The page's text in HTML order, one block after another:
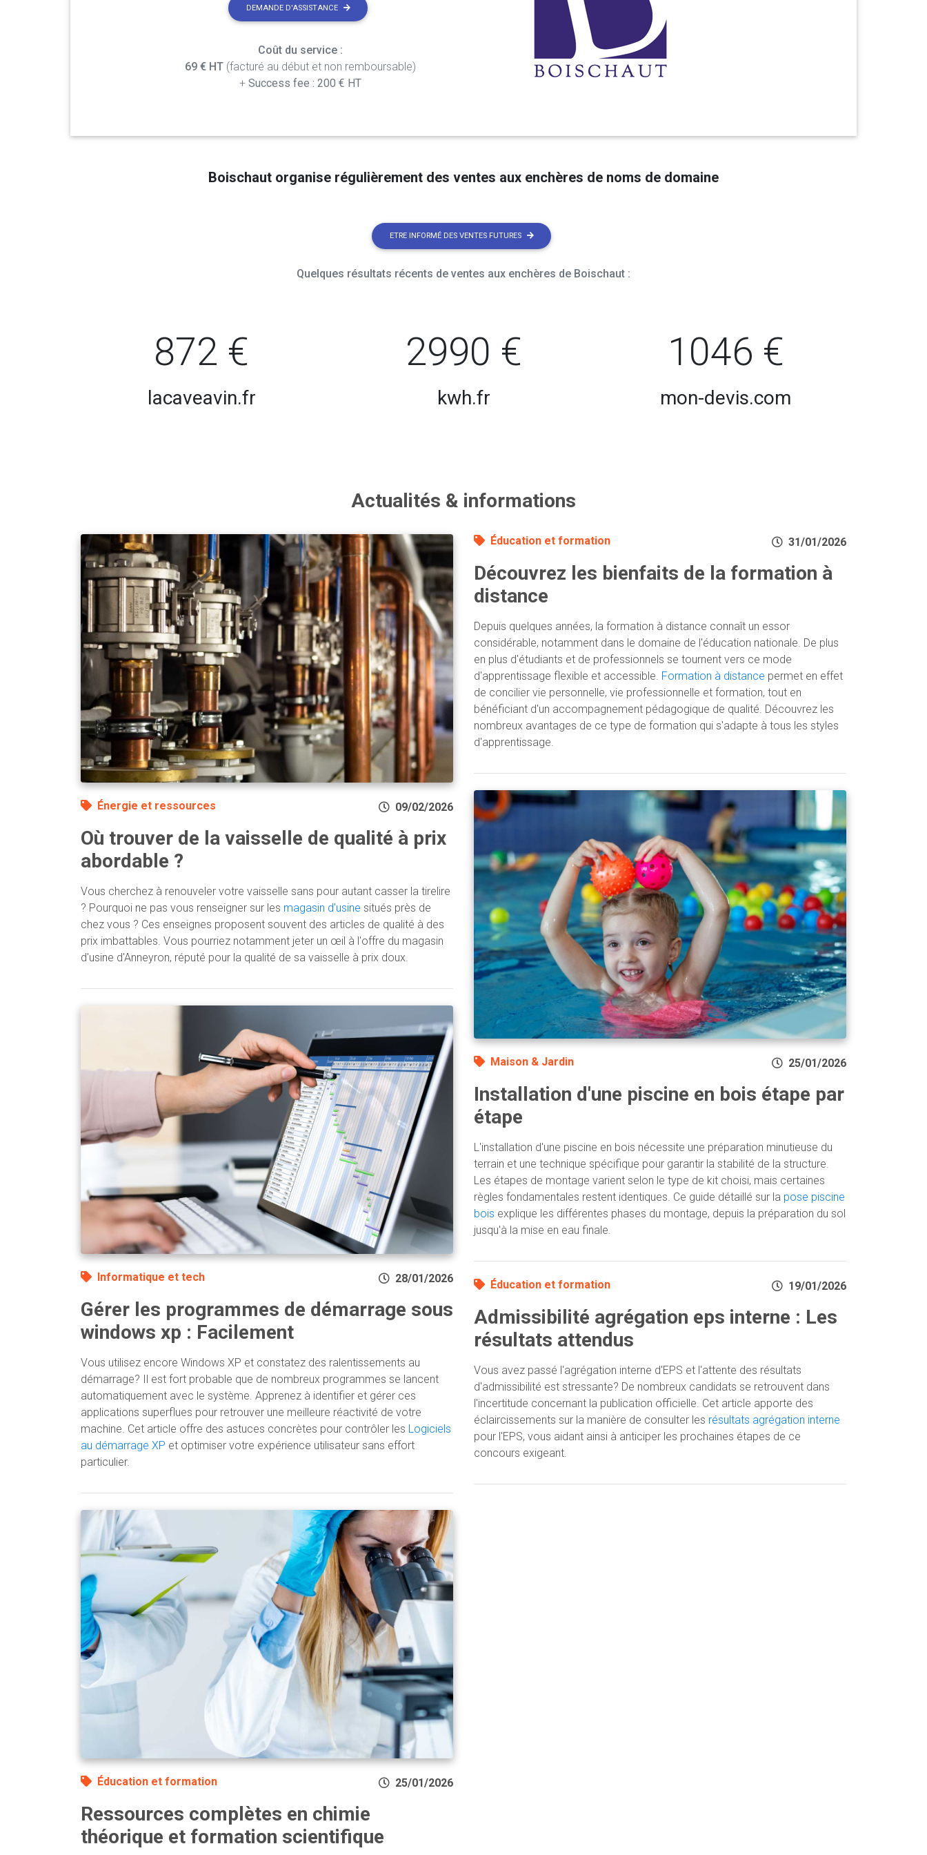
DEMANDE D'ASSISTANCE
Coût du service :
69 € HT(facturé au début et non remboursable)
+ Success fee : 200 € HT
Boischaut organise régulièrement des ventes aux enchères de noms de domaine
ETRE INFORMÉ DES VENTES FUTURES
Quelques résultats récents de ventes aux enchères de Boischaut :
872 €
lacaveavin.fr
2990 €
kwh.fr
1046 €
mon-devis.com
Actualités & informations
Énergie et ressources 09/02/2026
Où trouver de la vaisselle de qualité à prix
abordable ?
Vous cherchez à renouveler votre vaisselle sans pour autant casser la tirelire
? Pourquoi ne pas vous renseigner sur les magasin d'usine situés près de
chez vous ? Ces enseignes proposent souvent des articles de qualité à des
prix imbattables. Vous pourriez notamment jeter un œil à l'offre du magasin
d'usine d'Anneyron, réputé pour la qualité de sa vaisselle à prix doux.
Informatique et tech 28/01/2026
Gérer les programmes de démarrage sous
windows xp : Facilement
Vous utilisez encore Windows XP et constatez des ralentissements au
démarrage? Il est fort probable que de nombreux programmes se lancent
automatiquement avec le système. Apprenez à identifier et gérer ces
applications superflues pour retrouver une meilleure réactivité de votre
machine. Cet article offre des astuces concrètes pour contrôler les Logiciels
au démarrage XP et optimiser votre expérience utilisateur sans effort
particulier.
Éducation et formation 25/01/2026
Ressources complètes en chimie
théorique et formation scientifique
Éducation et formation 31/01/2026
Découvrez les bienfaits de la formation à
distance
Depuis quelques années, la formation à distance connaît un essor
considérable, notamment dans le domaine de l'éducation nationale. De plus
en plus d'étudiants et de professionnels se tournent vers ce mode
d'apprentissage flexible et accessible. Formation à distance permet en effet
de concilier vie personnelle, vie professionnelle et formation, tout en
bénéficiant d'un accompagnement pédagogique de qualité. Découvrez les
nombreux avantages de ce type de formation qui s'adapte à tous les styles
d'apprentissage.
Maison & Jardin 25/01/2026
Installation d'une piscine en bois étape par
étape
L'installation d'une piscine en bois nécessite une préparation minutieuse du
terrain et une technique spécifique pour garantir la stabilité de la structure.
Les étapes de montage varient selon le type de kit choisi, mais certaines
règles fondamentales restent identiques. Ce guide détaillé sur la pose piscine
bois explique les différentes phases du montage, depuis la préparation du sol
jusqu'à la mise en eau finale.
Éducation et formation 19/01/2026
Admissibilité agrégation eps interne : Les
résultats attendus
Vous avez passé l'agrégation interne d'EPS et l'attente des résultats
d'admissibilité est stressante? De nombreux candidats se retrouvent dans
l'incertitude concernant la publication officielle. Cet article apporte des
éclaircissements sur la manière de consulter les résultats agrégation interne
pour l'EPS, vous aidant ainsi à anticiper les prochaines étapes de ce
concours exigeant.